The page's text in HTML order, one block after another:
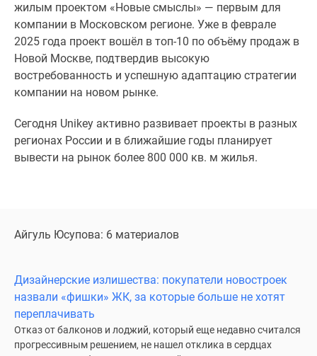
программы
Медиа
Новости
недвижимости
Мнение
эксперта
Аналитика
Покупателю
авторы
Контакты
Реклама
сайте
жилым проектом «Новые смыслы» — первым для
компании в Московском регионе. Уже в феврале
2025 года проект вошёл в топ-10 по объёму продаж в
Новой Москве, подтвердив высокую
востребованность и успешную адаптацию стратегии
компании на новом рынке.
Сегодня Unikey активно развивает проекты в разных
регионах России и в ближайшие годы планирует
вывести на рынок более 800 000 кв. м жилья.
Айгуль Юсупова: 6 материалов
Дизайнерские излишества: покупатели новостроек
назвали «фишки» ЖК, за которые больше не хотят
переплачивать
Отказ от балконов и лоджий, который еще недавно считался
прогрессивным решением, не нашел отклика в сердцах